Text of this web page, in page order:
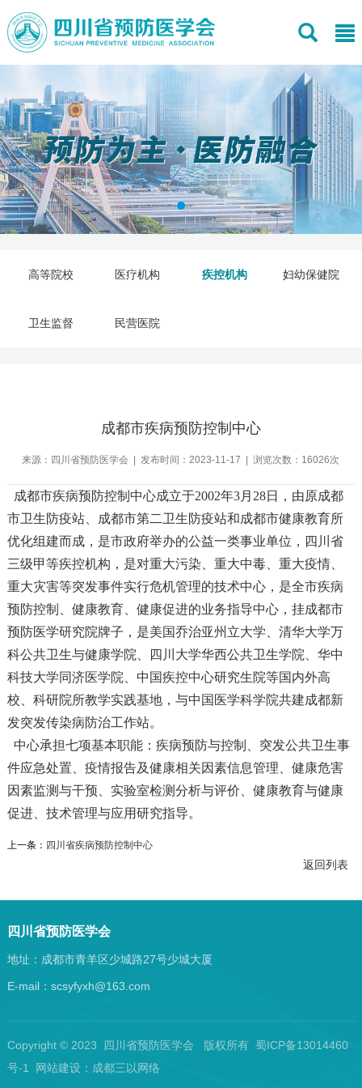
高等院校 医疗机构 疾控机构 妇幼保健院
卫生监督 民营医院
成都市疾病预防控制中心
来源：四川省预防医学会 | 发布时间：2023-11-17 | 浏览次数：16026次
成都市疾病预防控制中心成立于2002年3月28日，由原成都
市卫生防疫站、成都市第二卫生防疫站和成都市健康教育所
优化组建而成，是市政府举办的公益一类事业单位，四川省
三级甲等疾控机构，是对重大污染、重大中毒、重大疫情、
重大灾害等突发事件实行危机管理的技术中心，是全市疾病
预防控制、健康教育、健康促进的业务指导中心，挂成都市
预防医学研究院牌子，是美国乔治亚州立大学、清华大学万
科公共卫生与健康学院、四川大学华西公共卫生学院、华中
科技大学同济医学院、中国疾控中心研究生院等国内外高
校、科研院所教学实践基地，与中国医学科学院共建成都新
发突发传染病防治工作站。
中心承担七项基本职能：疾病预防与控制、突发公共卫生事
件应急处置、疫情报告及健康相关因素信息管理、健康危害
因素监测与干预、实验室检测分析与评价、健康教育与健康
促进、技术管理与应用研究指导。
上一条： 四川省疾病预防控制中心
返回列表
四川省预防医学会
地址：成都市青羊区少城路27号少城大厦
E-mail：scsyfyxh@163.com
Copyright © 2023 四川省预防医学会 版权所有 蜀ICP备13014460
号-1 网站建设： 成都三以网络